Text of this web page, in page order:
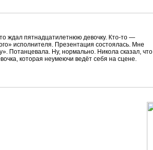
ждал пятнадцатилетнюю девочку. Кто-то —
исполнителя. Презентация состоялась. Мне
Потанцевала. Ну, нормально. Никола сказал, что
которая неумеючи ведёт себя на сцене.